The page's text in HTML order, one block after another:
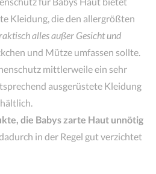
Kleidung, die den allergrößten
alles außer Gesicht und
und Mütze umfassen sollte.
mittlerweile ein sehr
ausgerüstete Kleidung
die Babys zarte Haut unnötig
in der Regel gut verzichtet